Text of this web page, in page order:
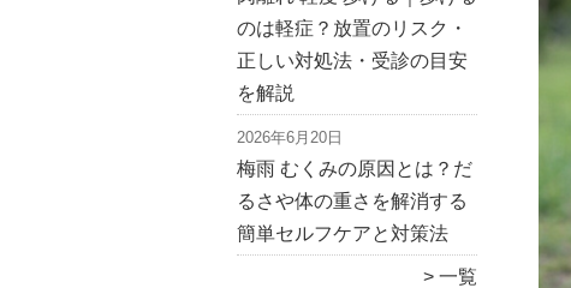
のは軽症？放置のリスク・
正しい対処法・受診の目安
を解説
2026年6月20日
梅雨 むくみの原因とは？だ
るさや体の重さを解消する
簡単セルフケアと対策法
一覧